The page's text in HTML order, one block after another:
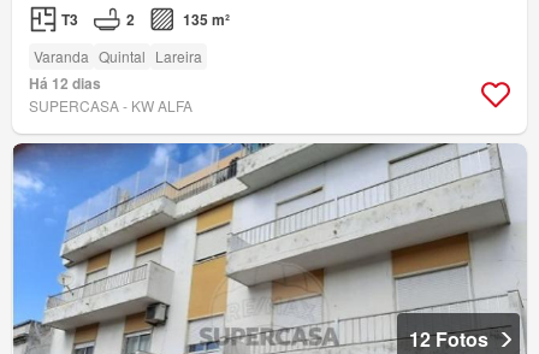
T3 2 135 m²
Varanda Quintal Lareira
Há 12 dias
SUPERCASA - KW ALFA
12 Fotos